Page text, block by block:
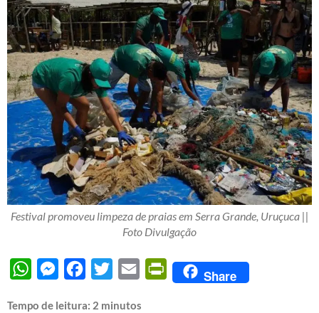
Festival promoveu limpeza de praias em Serra Grande, Uruçuca ||
Foto Divulgação
WhatsAppMessengerFacebook
Twitter Email PrintFriendly
Share
Tempo de leitura: 2 minutos